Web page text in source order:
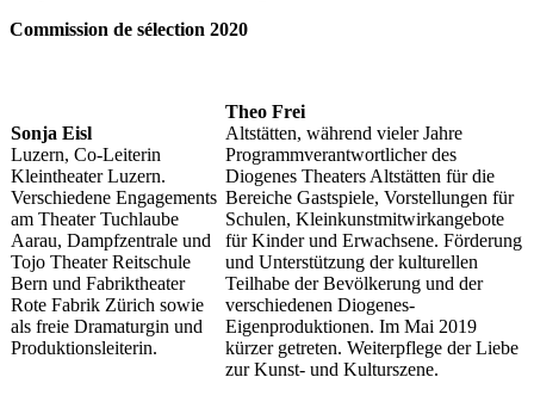
Commission de sélection 2020
Sonja Eisl
Luzern, Co-Leiterin
Kleintheater Luzern.
Verschiedene Engagements
am Theater Tuchlaube
Aarau, Dampfzentrale und
Tojo Theater Reitschule
Bern und Fabriktheater
Rote Fabrik Zürich sowie
als freie Dramaturgin und
Produktionsleiterin.
Theo Frei
Altstätten, während vieler Jahre
Programmverantwortlicher des
Diogenes Theaters Altstätten für die
Bereiche Gastspiele, Vorstellungen für
Schulen, Kleinkunstmitwirkangebote
für Kinder und Erwachsene. Förderung
und Unterstützung der kulturellen
Teilhabe der Bevölkerung und der
verschiedenen Diogenes-
Eigenproduktionen. Im Mai 2019
kürzer getreten. Weiterpflege der Liebe
zur Kunst- und Kulturszene.